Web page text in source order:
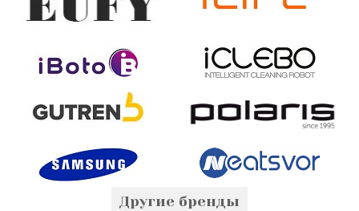
Другие бренды